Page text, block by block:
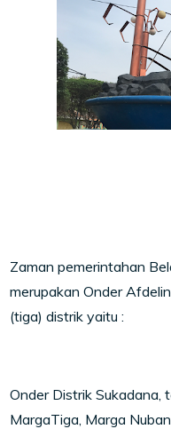
Zaman pemerintahan
merupakan Onder
(tiga) distrik yaitu :
Onder Distrik Sukadana,
MargaTiga, Marga